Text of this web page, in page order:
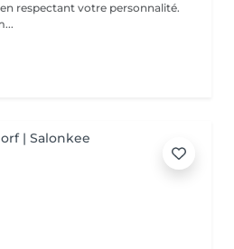
respectant votre personnalité.